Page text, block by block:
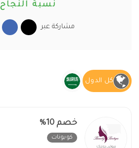
نسبة النجاح
مشاركة عبر
كل الدول
خصم 10%
كوبونات